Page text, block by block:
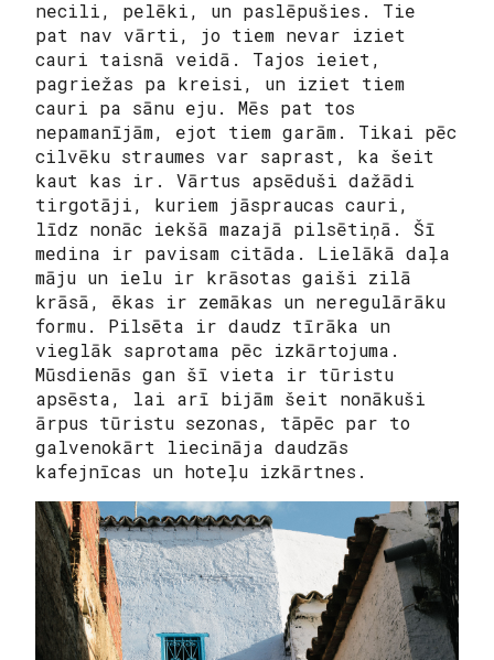
necili, pelēki, un paslēpušies. Tie
pat nav vārti, jo tiem nevar iziet
cauri taisnā veidā. Tajos ieiet,
pagriežas pa kreisi, un iziet tiem
cauri pa sānu eju. Mēs pat tos
nepamanījām, ejot tiem garām. Tikai pēc
cilvēku straumes var saprast, ka šeit
kaut kas ir. Vārtus apsēduši dažādi
tirgotāji, kuriem jāspraucas cauri,
līdz nonāc iekšā mazajā pilsētiņā. Šī
medina ir pavisam citāda. Lielākā daļa
māju un ielu ir krāsotas gaiši zilā
krāsā, ēkas ir zemākas un neregulārāku
formu. Pilsēta ir daudz tīrāka un
vieglāk saprotama pēc izkārtojuma.
Mūsdienās gan šī vieta ir tūristu
apsēsta, lai arī bijām šeit nonākuši
ārpus tūristu sezonas, tāpēc par to
galvenokārt liecināja daudzās
kafejnīcas un hoteļu izkārtnes.